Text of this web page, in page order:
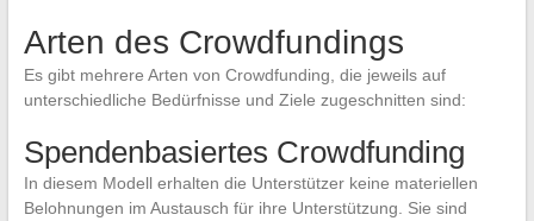
Arten des Crowdfundings
Es gibt mehrere Arten von Crowdfunding, die jeweils auf
unterschiedliche Bedürfnisse und Ziele zugeschnitten sind:
Spendenbasiertes Crowdfunding
In diesem Modell erhalten die Unterstützer keine materiellen
Belohnungen im Austausch für ihre Unterstützung. Sie sind